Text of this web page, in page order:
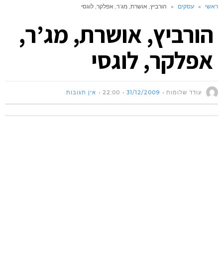
ראשי » עסקים » הורביץ, אושרת, מג’ר, אפלקר, לוגסי
הורביץ, אושרת, מג’ר,
אפלקר, לוגסי
עודד שלומות 31/12/2009
22:00 אין תגובות